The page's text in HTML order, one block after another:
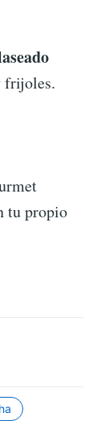
frijoles.
tu propio